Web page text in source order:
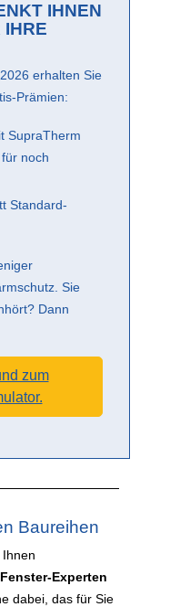
IHNEN
IHRE
erhalten Sie
Prämien:
SupraTherm
noch
Standard-
Sie
Dann
zum
Baureihen
Fenster-Experten
dabei, das für Sie